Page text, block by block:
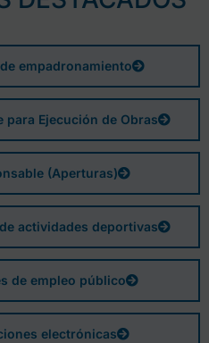
empadronamiento
para Ejecución de Obras
(Aperturas)
actividades deportivas
de empleo público
electrónicas